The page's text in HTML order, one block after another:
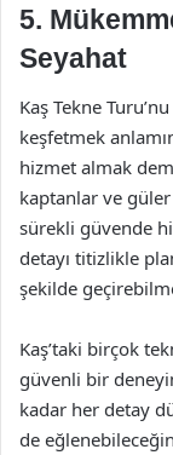
5.
Seyahat
Kaş Tekne
keşfetmek
hizmet almak
kaptanlar ve
sürekli güvende
detayı titizlikle
şekilde
Kaş’taki birçok
güvenli bir
kadar her detay
de